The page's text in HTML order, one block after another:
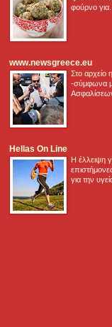
φούρνο για...
www.newsgreece.eu
Στο αρχείο
-σύμφωνα
Hellas On Line
Η έλλειψη
για την